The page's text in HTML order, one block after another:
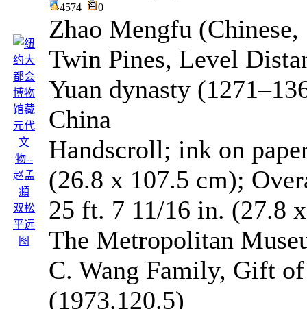
4574
0
Zhao Mengfu (Chinese,
Twin Pines, Level
Yuan dynasty
China
Handscroll; ink on
(26.8 x 107.5 cm);
25 ft. 7 11/16 in. (27.8
The Metropolitan
C. Wang Family, Gift
(1973.120.5)